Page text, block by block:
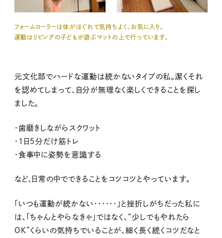
フォームローラーは体がほぐれて気持ちよく、お気に入り。
運動はリビングの子どもが遊ぶマットの上で行っています。
元文化部でハードな運動は続かないタイプの私。潔くそれ
を認めてしまって、自分が無理なく楽しくできることを探し
ました。
・歯磨きしながらスクワット
・1日5分だけ筋トレ
・食事中に姿勢を意識する
など、日常の中でできることをコツコツとやっています。
「いつも運動が続かない・・・・・・」と挫折しがちだった私に
は、「ちゃんとやらなきゃ」ではなく、“少しでもやれたら
OK”くらいの気持ちでいることが、細く長く続くコツだなと